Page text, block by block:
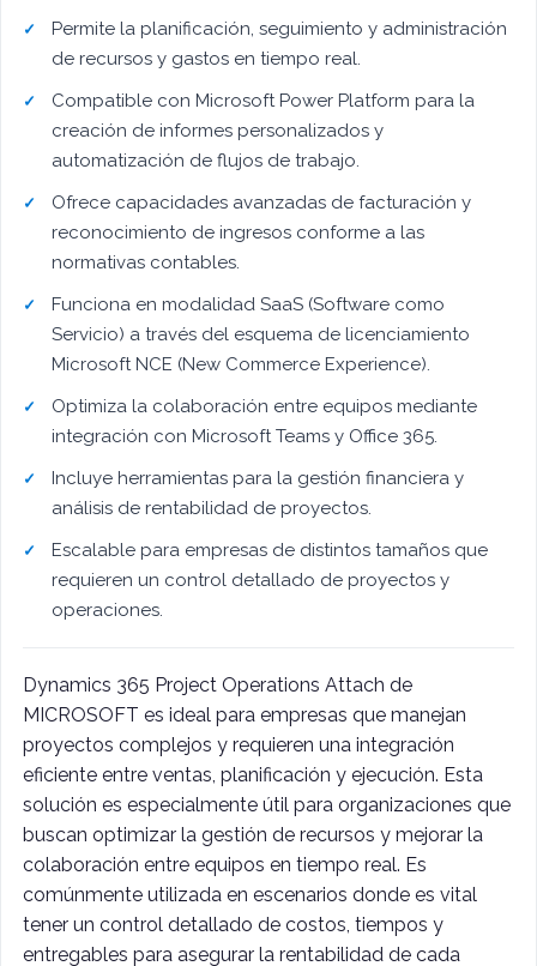
Permite la planificación, seguimiento y administración
de recursos y gastos en tiempo real.
Compatible con Microsoft Power Platform para la
creación de informes personalizados y
automatización de flujos de trabajo.
Ofrece capacidades avanzadas de facturación y
reconocimiento de ingresos conforme a las
normativas contables.
Funciona en modalidad SaaS (Software como
Servicio) a través del esquema de licenciamiento
Microsoft NCE (New Commerce Experience).
Optimiza la colaboración entre equipos mediante
integración con Microsoft Teams y Office 365.
Incluye herramientas para la gestión financiera y
análisis de rentabilidad de proyectos.
Escalable para empresas de distintos tamaños que
requieren un control detallado de proyectos y
operaciones.
Dynamics 365 Project Operations Attach de
MICROSOFT es ideal para empresas que manejan
proyectos complejos y requieren una integración
eficiente entre ventas, planificación y ejecución. Esta
solución es especialmente útil para organizaciones que
buscan optimizar la gestión de recursos y mejorar la
colaboración entre equipos en tiempo real. Es
comúnmente utilizada en escenarios donde es vital
tener un control detallado de costos, tiempos y
entregables para asegurar la rentabilidad de cada